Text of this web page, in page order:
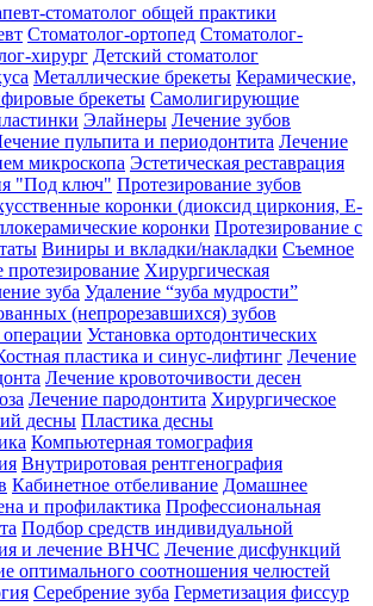
стоматолог общей практики
Стоматолог-ортопед Стоматолог-
хирург Детский стоматолог
Металлические брекеты Керамические,
брекеты Самолигирующие
Элайнеры Лечение зубов
пульпита и периодонтита Лечение
микроскопа Эстетическая реставрация
"Под ключ" Протезирование зубов
коронки (диоксид циркония, E-
коронки Протезирование с
Виниры и вкладки/накладки Съемное
протезирование Хирургическая
зуба Удаление “зуба мудрости”
(непрорезавшихся) зубов
Установка ортодонтических
пластика и синус-лифтинг Лечение
Лечение кровоточивости десен
Лечение пародонтита Хирургическое
десны Пластика десны
Компьютерная томография
Внутриротовая рентгенография
Кабинетное отбеливание Домашнее
и профилактика Профессиональная
Подбор средств индивидуальной
и лечение ВНЧС Лечение дисфункций
оптимального соотношения челюстей
Серебрение зуба Герметизация фиссур